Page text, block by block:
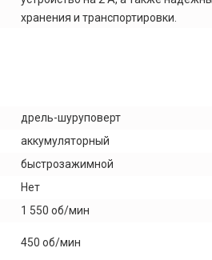
хранения и транспортировки.
дрель-шуруповерт
аккумуляторный
быстрозажимной
Нет
1 550 об/мин
450 об/мин